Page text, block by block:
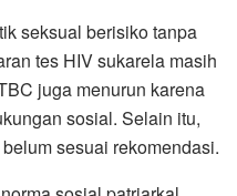
seksual berisiko tanpa
tes HIV sukarela masih
juga menurun karena
sosial. Selain itu,
sesuai rekomendasi.